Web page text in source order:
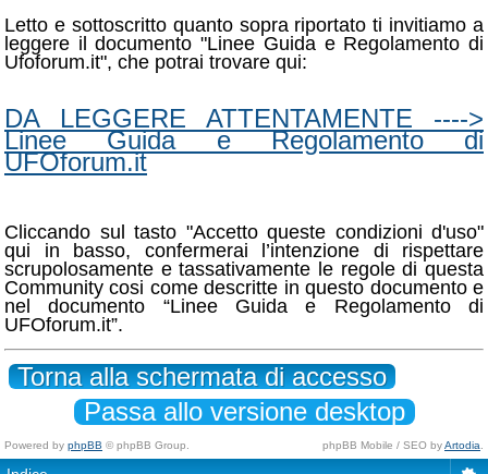
Letto e sottoscritto quanto sopra riportato ti invitiamo a
leggere il documento "Linee Guida e Regolamento di
Ufoforum.it", che potrai trovare qui:
DA LEGGERE ATTENTAMENTE ---->
Linee Guida e Regolamento di
UFOforum.it
Cliccando sul tasto "Accetto queste condizioni d'uso"
qui in basso, confermerai l’intenzione di rispettare
scrupolosamente e tassativamente le regole di questa
Community cosi come descritte in questo documento e
nel documento “Linee Guida e Regolamento di
UFOforum.it”.
Torna alla schermata di accesso
Passa allo versione desktop
Powered by phpBB © phpBB Group. phpBB Mobile / SEO byArtodia